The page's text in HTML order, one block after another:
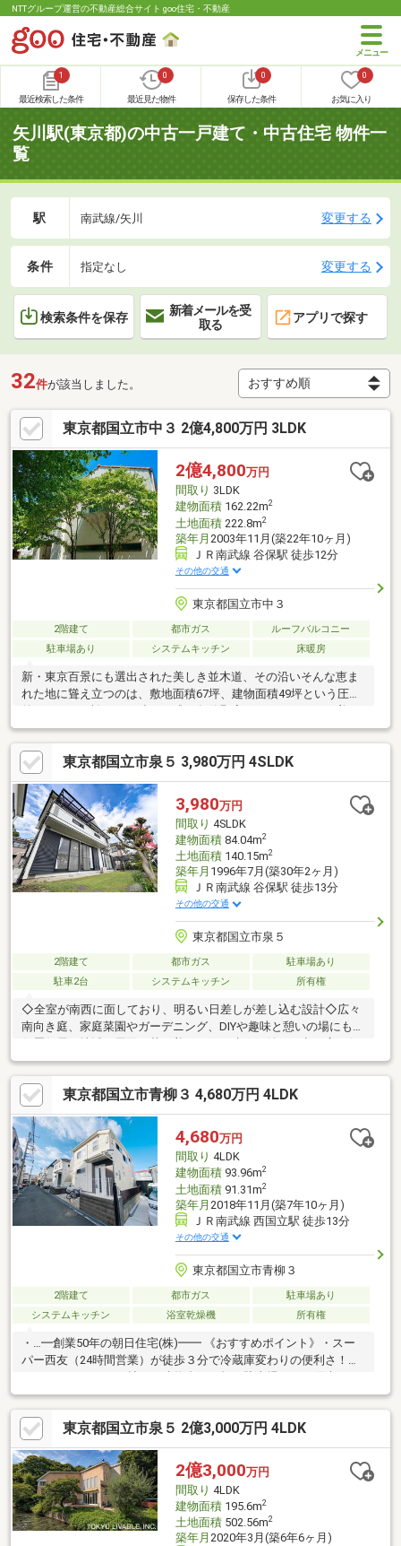
NTTグループ運営の不動産総合サイト goo住宅・不動産
1
最近検索した条件
0
最近見た物件
0
保存した条件
0
お気に入り
矢川駅(東京都)の中古一戸建て・中古住宅 物件一
覧
駅 南武線/矢川 変更する
条件 指定なし 変更する
検索条件を保存
新着メールを受
取る
アプリで探す
32件が該当しました。
東京都国立市中３ 2億4,800万円 3LDK
2億4,800万円
間取り 3LDK
建物面積162.22m2
土地面積222.8m2
築年月 2003年11月(築22年10ヶ月)
ＪＲ南武線 谷保駅 徒歩12分
その他の交通
東京都国立市中３
2階建て 都市ガス
ルーフバルコニー
駐車場あり
システムキッチン 床暖房
新・東京百景にも選出された美しき並木道、その沿いそんな恵ま
れた地に聳え立つのは、敷地面積67坪、建物面積49坪という圧倒
貫く、一枚の絵画のように美しいガレージハウス。宙を舞うよう
なスケルトン階段と透明な美意識が宿る空中回廊が、抜群の採光
性を実現そんな、知的なギミックに富んだ住空間から連続する広
大なバルコニーは、瑞々しい木々と蒼い空を独占する特別なサン
クチュアリ。そこにあるのは、圧倒的なボリュームの中に知性と
詩情を宿した、真にラグジュアリーな日常空間と採光、その圧倒
的な量がもたらす優雅な日常その一つの極みが、ここにあります
東京都国立市泉５ 3,980万円 4SLDK
3,980万円
間取り 4SLDK
建物面積84.04m2
土地面積140.15m2
築年月 1996年7月(築30年2ヶ月)
ＪＲ南武線 谷保駅 徒歩13分
その他の交通
東京都国立市泉５
2階建て 都市ガス
駐車場あり
駐車2台
システムキッチン 所有権
◇全室が南西に面しており、明るい日差しが差し込む設計◇広々
南向き庭、家庭菜園やガーデニング、DIYや趣味と憩いの場にも◇
環境◇床下収納付きのキッチンや、独立した和室が隣接する使い
勝手の良いレイアウト・収納スペース充実◇スーパーや公園、市
役所などが徒歩圏内【３６５日 年中無休】見学予約システムに
対象日付が指定できない場合でも原則即日ご対応可能です。定休
日を設けない対応力でお客様の見たい知りたいを叶えます。【住
宅ローンに強い！】常時20行以上の金融機関と取引有り。お客様
に合わせて適切なプランをご提案させて頂きます。
東京都国立市青柳３ 4,680万円 4LDK
4,680万円
間取り 4LDK
建物面積93.96m2
土地面積91.31m2
築年月 2018年11月(築7年10ヶ月)
ＪＲ南武線 西国立駅 徒歩13分
その他の交通
東京都国立市青柳３
2階建て 都市ガス
駐車場あり
システムキッチン
浴室乾燥機 所有権
・…━創業50年の朝日住宅(株)━━ 《おすすめポイント》・スー
パー西友（24時間営業）が徒歩３分で冷蔵庫変わりの便利さ！・
り・通風良好！・新築時フロアコーティング実施済み♪・南側に少
しのお庭スペースで家庭菜園も楽しめます♪・６帖洋室が２部屋あ
り使い勝手の良い間取りです♪▼セブンイレブン 徒歩9分／西友 徒
歩3分▼国立第六小学校 徒歩12分／国立第二中学校 徒歩22分住宅
ローンや各種控除面など、最長50年ローンまで、お客様に合った
幅広い返済プランをご提案いたします！━━━━━━━━━━
東京都国立市泉５ 2億3,000万円 4LDK
2億3,000万円
間取り 4LDK
建物面積195.6m2
土地面積502.56m2
築年月 2020年3月(築6年6ヶ月)